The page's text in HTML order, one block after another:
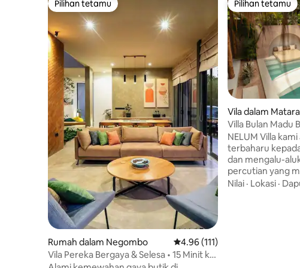
Pilihan tetamu
Pilihan tetamu
Rumah dalam Negombo Penarafan purata 4.96 daripada
4.96 (111)
Vila Pereka Bergaya & Selesa • 15 Minit ke
Pilihan tetamu
Pilihan tetamu
Vila dalam Matara
Villa Bulan Madu
Renang
NELUM Villa
terbaharu
dan mengalu-
percutian yang
mana seni bina
Nilai · Lokasi ·